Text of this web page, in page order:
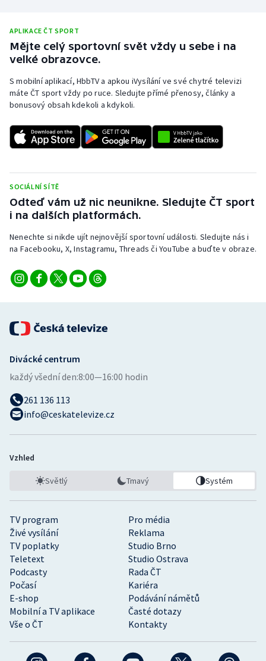
Rychlostní kanoistika
Short track
Sportovní střelba
Stolní tenis
Vodní slalom
Volejbal
Ostatní
APLIKACE ČT SPORT
Mějte celý sportovní svět vždy u sebe i na
velké obrazovce.
S mobilní aplikací, HbbTV a apkou iVysílání ve své chytré televizi
máte ČT sport vždy po ruce. Sledujte přímé přenosy, články a
bonusový obsah kdekoli a kdykoli.
SOCIÁLNÍ SÍTĚ
Odteď vám už nic neunikne. Sledujte ČT sport
i na dalších platformách.
Nenechte si nikde ujít nejnovější sportovní události. Sledujte nás i
na Facebooku, X, Instagramu, Threads či YouTube a buďte v obraze.
TV program
Pro média
Živé vysílání
Reklama
TV poplatky
Studio Brno
Teletext
Studio Ostrava
Podcasty
Rada ČT
Počasí
Kariéra
E-shop
Podávání námětů
Mobilní a TV aplikace
Časté dotazy
Vše o ČT
Kontakty
Divácké centrum
každý všední den:8:00—16:00 hodin
261 136 113
info@ceskatelevize.cz
Vzhled
Světlý Tmavý Systém